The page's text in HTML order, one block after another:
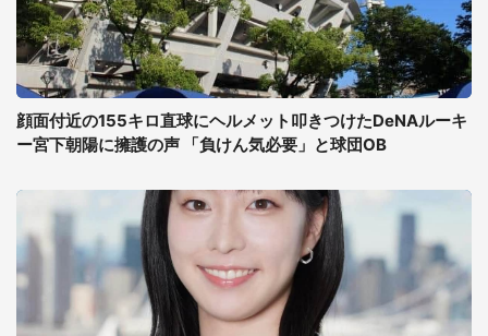
顔面付近の155キロ直球にヘルメット叩きつけたDeNAルーキ
ー宮下朝陽に擁護の声 「負けん気必要」と球団OB